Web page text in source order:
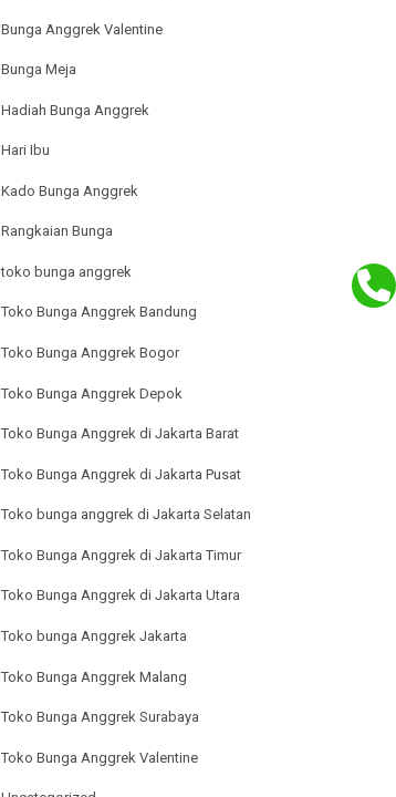
Bunga Anggrek Valentine
Bunga Meja
Hadiah Bunga Anggrek
Hari Ibu
Kado Bunga Anggrek
Rangkaian Bunga
toko bunga anggrek
Toko Bunga Anggrek Bandung
Toko Bunga Anggrek Bogor
Toko Bunga Anggrek Depok
Toko Bunga Anggrek di Jakarta Barat
Toko Bunga Anggrek di Jakarta Pusat
Toko bunga anggrek di Jakarta Selatan
Toko Bunga Anggrek di Jakarta Timur
Toko Bunga Anggrek di Jakarta Utara
Toko bunga Anggrek Jakarta
Toko Bunga Anggrek Malang
Toko Bunga Anggrek Surabaya
Toko Bunga Anggrek Valentine